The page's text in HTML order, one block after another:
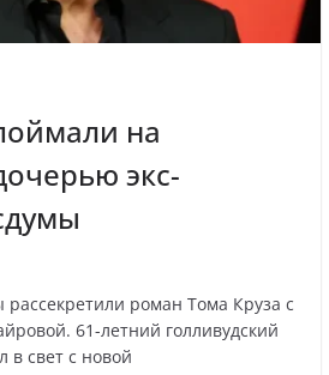
самые вредные продукты для
о состоянии младенца,
замерзать на остановке
России, где
мобилизация
на
экс-
рассекретили роман Тома Круза с
61-летний голливудский
в свет с новой